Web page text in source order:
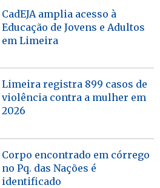
CadEJA amplia acesso à
Educação de Jovens e Adultos
em Limeira
Limeira registra 899 casos de
violência contra a mulher em
2026
Corpo encontrado em córrego
no Pq. das Nações é
identificado